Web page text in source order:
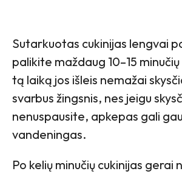
Sutarkuotas cukinijas lengvai
palikite maždaug 10–15
tą laiką jos išleis nemažai
svarbus žingsnis, nes jeigu
nenuspausite, apkepas gali
vandeningas.
Po kelių minučių cukinijas gerai